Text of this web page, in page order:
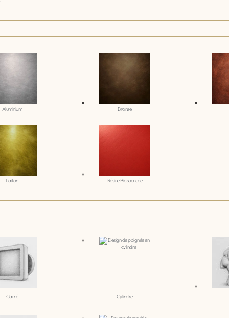
Aluminium Bronze
Laiton Résine Biosourcée
Carré Cylindre